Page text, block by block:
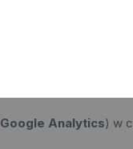
Google Analytics) w